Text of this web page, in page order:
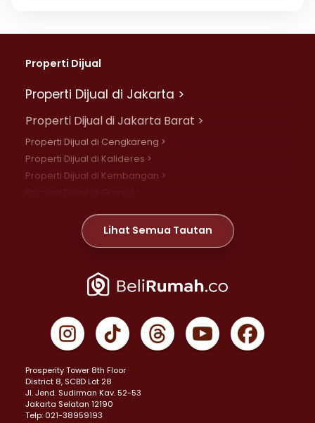
Properti Dijual
Properti Dijual di Jakarta >
Properti Dijual di Jakarta Barat >
Properti Dijual di Cengkareng >
Properti Dijual di Kalideres >
Properti Dijual di Kembangan >
Properti Dijual di Meruya >
Properti Dijual di Jelambar >
Properti Dijual di Jakarta Pusat >
Properti Dijual di Gambir >
Properti Dijual di Johar Baru >
Properti Dijual di Menteng >
Properti Dijual di Senen >
Properti Dijual di Tanah Abang >
Lihat Semua Tautan
Prosperity Tower 8th Floor
District 8, SCBD Lot 28
JI. Jend. Sudirman Kav. 52-53
Jakarta Selatan 12190
Telp: 021-38959193